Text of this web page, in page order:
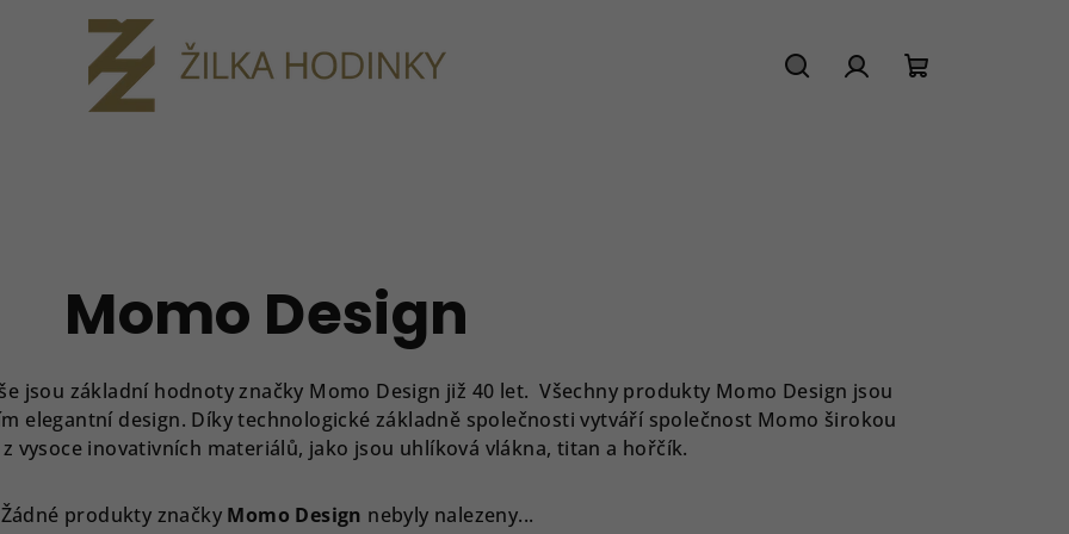
Momo Design
jsou základní hodnoty značky Momo Design již 40 let. Všechny produkty Momo Design jsou
elegantní design. Díky technologické základně společnosti vytváří společnost Momo širokou
vysoce inovativních materiálů, jako jsou uhlíková vlákna, titan a hořčík.
Žádné produkty značky Momo Design nebyly nalezeny...